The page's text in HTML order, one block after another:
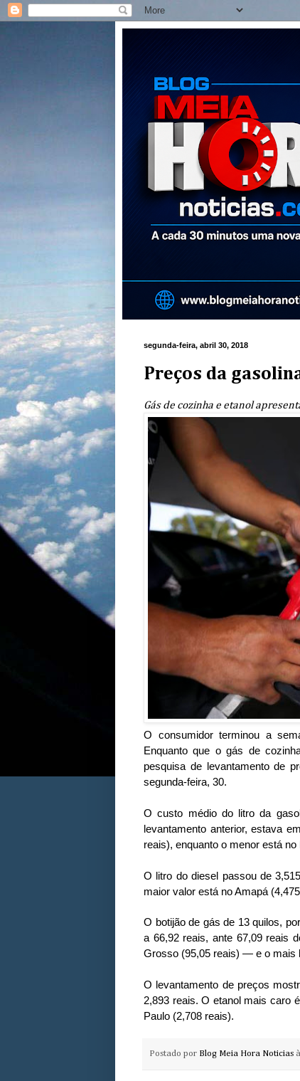
segunda-feira, abril 30, 2018
Preços da
Gás de cozinha e etanol
O consumidor terminou a
Enquanto que o gás de
pesquisa de levantamento de
segunda-feira, 30.
O custo médio do litro da
levantamento anterior, estava
reais), enquanto o menor está
O litro do diesel passou de
maior valor está no Amapá
O botijão de gás de 13 quilos,
a 66,92 reais, ante 67,09 reais
Grosso (95,05 reais) — e o mais
O levantamento de preços
2,893 reais. O etanol mais caro
Paulo (2,708 reais).
Postado por Blog Meia Hora Noticias